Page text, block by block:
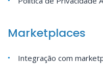
Marketplaces
Integração com